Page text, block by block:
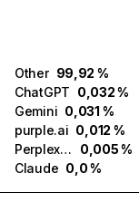
Other 99,92 %
ChatGPT 0,032 %
Gemini 0,031 %
purple.ai 0,012 %
Perplexity
0,005 %
Claude 0,0 %